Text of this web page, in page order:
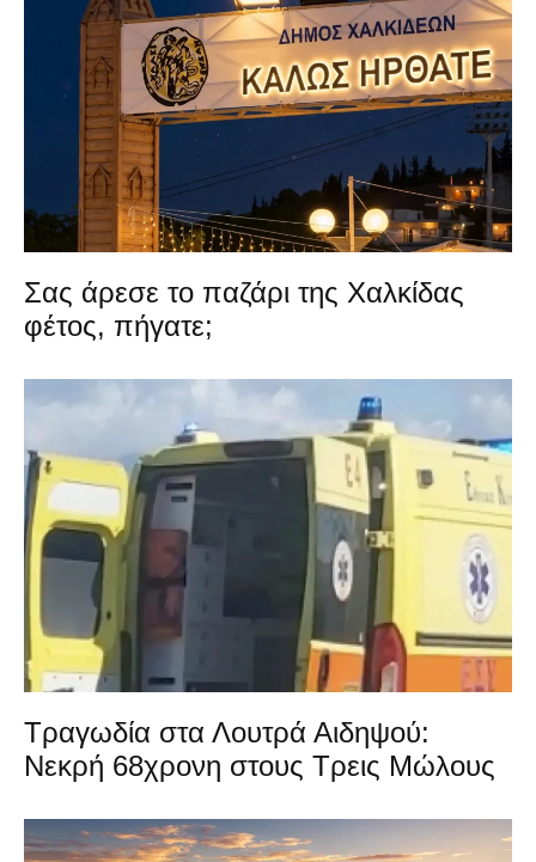
Σας άρεσε το παζάρι της Χαλκίδας
φέτος, πήγατε;
Τραγωδία στα Λουτρά Αιδηψού:
Νεκρή 68χρονη στους Τρεις Μώλους